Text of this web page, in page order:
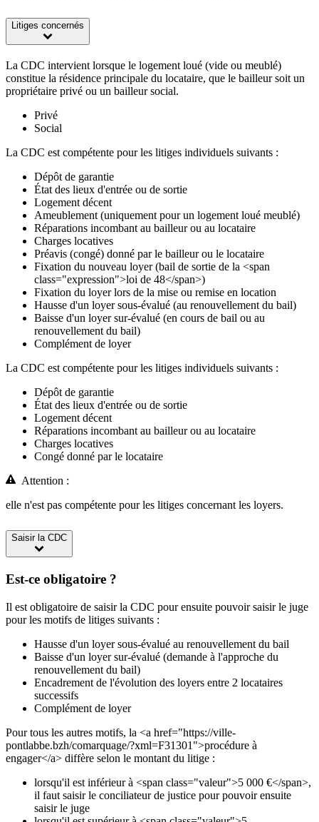
Litiges concernés
La CDC intervient lorsque le logement loué (vide ou meublé)
constitue la résidence principale du locataire, que le bailleur soit un
propriétaire privé ou un bailleur social.
Privé
Social
La CDC est compétente pour les litiges individuels suivants :
Dépôt de garantie
État des lieux d'entrée ou de sortie
Logement décent
Ameublement (uniquement pour un logement loué meublé)
Réparations incombant au bailleur ou au locataire
Charges locatives
Préavis (congé) donné par le bailleur ou le locataire
Fixation du nouveau loyer (bail de sortie de la <span
class="expression">loi de 48</span>)
Fixation du loyer lors de la mise ou remise en location
Hausse d'un loyer sous-évalué (au renouvellement du bail)
Baisse d'un loyer sur-évalué (en cours de bail ou au
renouvellement du bail)
Complément de loyer
La CDC est compétente pour les litiges individuels suivants :
Dépôt de garantie
État des lieux d'entrée ou de sortie
Logement décent
Réparations incombant au bailleur ou au locataire
Charges locatives
Congé donné par le locataire
Attention :
elle n'est pas compétente pour les litiges concernant les loyers.
Saisir la CDC
Est-ce obligatoire ?
Il est obligatoire de saisir la CDC pour ensuite pouvoir saisir le juge
pour les motifs de litiges suivants :
Hausse d'un loyer sous-évalué au renouvellement du bail
Baisse d'un loyer sur-évalué (demande à l'approche du
renouvellement du bail)
Encadrement de l'évolution des loyers entre 2 locataires
successifs
Complément de loyer
Pour tous les autres motifs, la <a href="https://ville-
pontlabbe.bzh/comarquage/?xml=F31301">procédure à
engager</a> diffère selon le montant du litige :
lorsqu'il est inférieur à <span class="valeur">5 000 €</span>,
il faut saisir le conciliateur de justice pour pouvoir ensuite
saisir le juge